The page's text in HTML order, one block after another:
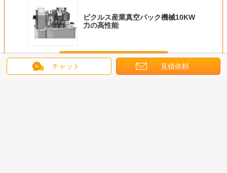
ピクルス産業真空パック機械10KW
力の高性能
続行
チャット 見積依頼